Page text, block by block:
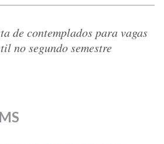
de contemplados para vagas
no segundo semestre